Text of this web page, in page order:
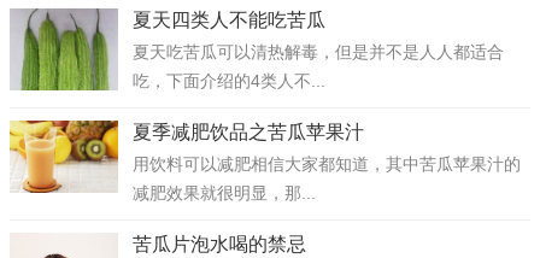
夏天四类人不能吃苦瓜
夏天吃苦瓜可以清热解毒，但是并不是人人都适合
吃，下面介绍的4类人不...
夏季减肥饮品之苦瓜苹果汁
用饮料可以减肥相信大家都知道，其中苦瓜苹果汁的
减肥效果就很明显，那...
苦瓜片泡水喝的禁忌